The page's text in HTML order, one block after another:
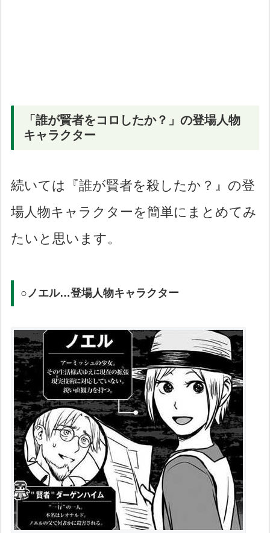
「誰が賢者をコロしたか？」の登場人物
キャラクター
続いては『誰が賢者を殺したか？』の登
場人物キャラクターを簡単にまとめてみ
たいと思います。
○ノエル…登場人物キャラクター